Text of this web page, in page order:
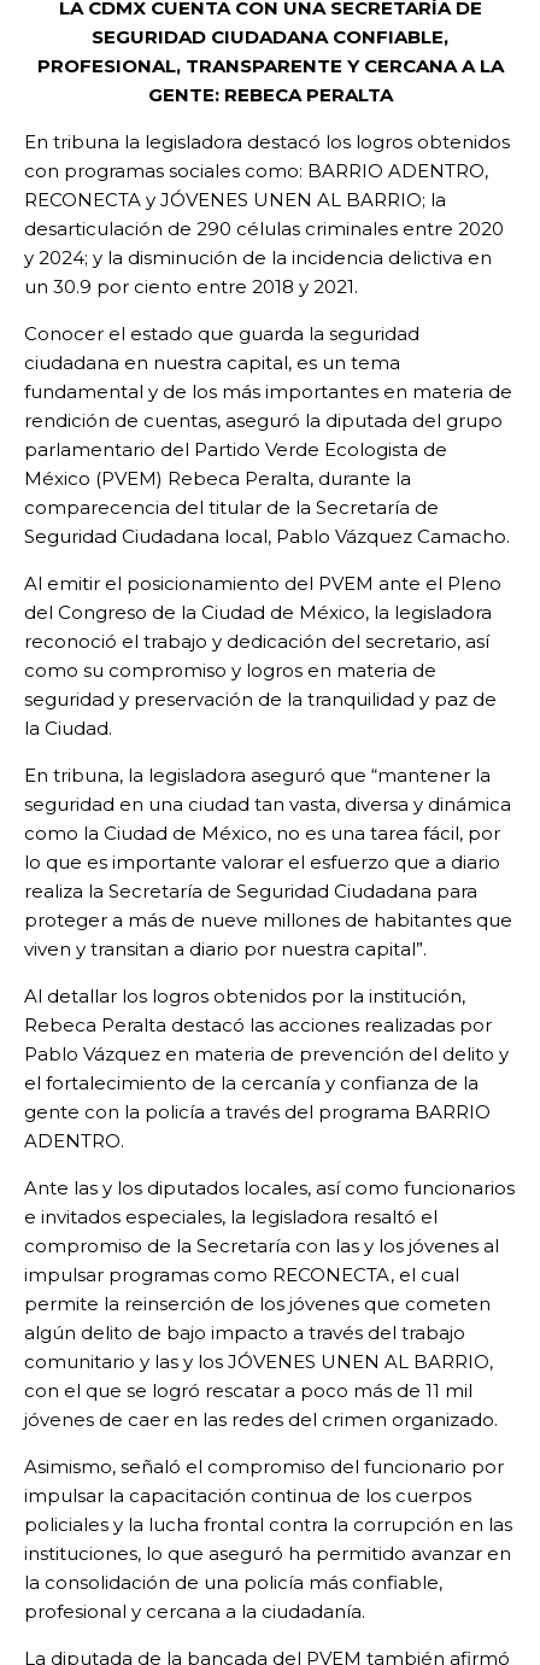
LA CDMX CUENTA CON UNA SECRETARÍA DE
SEGURIDAD CIUDADANA CONFIABLE,
PROFESIONAL, TRANSPARENTE Y CERCANA A LA
GENTE: REBECA PERALTA
En tribuna la legisladora destacó los logros obtenidos
con programas sociales como: BARRIO ADENTRO,
RECONECTA y JÓVENES UNEN AL BARRIO; la
desarticulación de 290 células criminales entre 2020
y 2024; y la disminución de la incidencia delictiva en
un 30.9 por ciento entre 2018 y 2021.
Conocer el estado que guarda la seguridad
ciudadana en nuestra capital, es un tema
fundamental y de los más importantes en materia de
rendición de cuentas, aseguró la diputada del grupo
parlamentario del Partido Verde Ecologista de
México (PVEM) Rebeca Peralta, durante la
comparecencia del titular de la Secretaría de
Seguridad Ciudadana local, Pablo Vázquez Camacho.
Al emitir el posicionamiento del PVEM ante el Pleno
del Congreso de la Ciudad de México, la legisladora
reconoció el trabajo y dedicación del secretario, así
como su compromiso y logros en materia de
seguridad y preservación de la tranquilidad y paz de
la Ciudad.
En tribuna, la legisladora aseguró que “mantener la
seguridad en una ciudad tan vasta, diversa y dinámica
como la Ciudad de México, no es una tarea fácil, por
lo que es importante valorar el esfuerzo que a diario
realiza la Secretaría de Seguridad Ciudadana para
proteger a más de nueve millones de habitantes que
viven y transitan a diario por nuestra capital”.
Al detallar los logros obtenidos por la institución,
Rebeca Peralta destacó las acciones realizadas por
Pablo Vázquez en materia de prevención del delito y
el fortalecimiento de la cercanía y confianza de la
gente con la policía a través del programa BARRIO
ADENTRO.
Ante las y los diputados locales, así como funcionarios
e invitados especiales, la legisladora resaltó el
compromiso de la Secretaría con las y los jóvenes al
impulsar programas como RECONECTA, el cual
permite la reinserción de los jóvenes que cometen
algún delito de bajo impacto a través del trabajo
comunitario y las y los JÓVENES UNEN AL BARRIO,
con el que se logró rescatar a poco más de 11 mil
jóvenes de caer en las redes del crimen organizado.
Asimismo, señaló el compromiso del funcionario por
impulsar la capacitación continua de los cuerpos
policiales y la lucha frontal contra la corrupción en las
instituciones, lo que aseguró ha permitido avanzar en
la consolidación de una policía más confiable,
profesional y cercana a la ciudadanía.
La diputada de la bancada del PVEM también afirmó